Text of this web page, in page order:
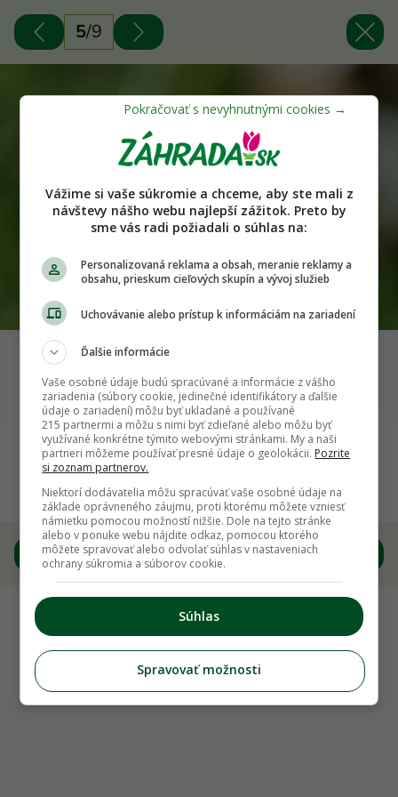
5/9
Fialové kvety sú lákadlom pre včely a ďalšie opeľovače.
Zdroj: Shutterstock
Späť na článok
Začala vám v záhrade kvitnúť pažítka? Väčšina
záhradkárov robí túto chybu
5/9
Vážime si vaše súkromie a chceme, aby ste mali z
návštevy nášho webu najlepší zážitok. Preto by
sme vás radi požiadali o súhlas na:
Personalizovaná reklama a obsah, meranie reklamy a
obsahu, prieskum cieľových skupín a vývoj služieb
Uchovávanie alebo prístup k informáciám na zariadení
Ďalšie informácie
Vaše osobné údaje budú spracúvané a informácie z vášho
zariadenia (súbory cookie, jedinečné identifikátory a ďalšie
údaje o zariadení) môžu byť ukladané a používané
215 partnermi a môžu s nimi byť zdieľané alebo môžu byť
využívané konkrétne týmito webovými stránkami. My a naši
partneri môžeme používať presné údaje o geolokácii. Pozrite
si zoznam partnerov.
Niektorí dodávatelia môžu spracúvať vaše osobné údaje na
základe oprávneného záujmu, proti ktorému môžete vzniesť
námietku pomocou možností nižšie. Dole na tejto stránke
alebo v ponuke webu nájdite odkaz, pomocou ktorého
môžete spravovať alebo odvolať súhlas v nastaveniach
ochrany súkromia a súborov cookie.
Súhlas
Spravovať možnosti